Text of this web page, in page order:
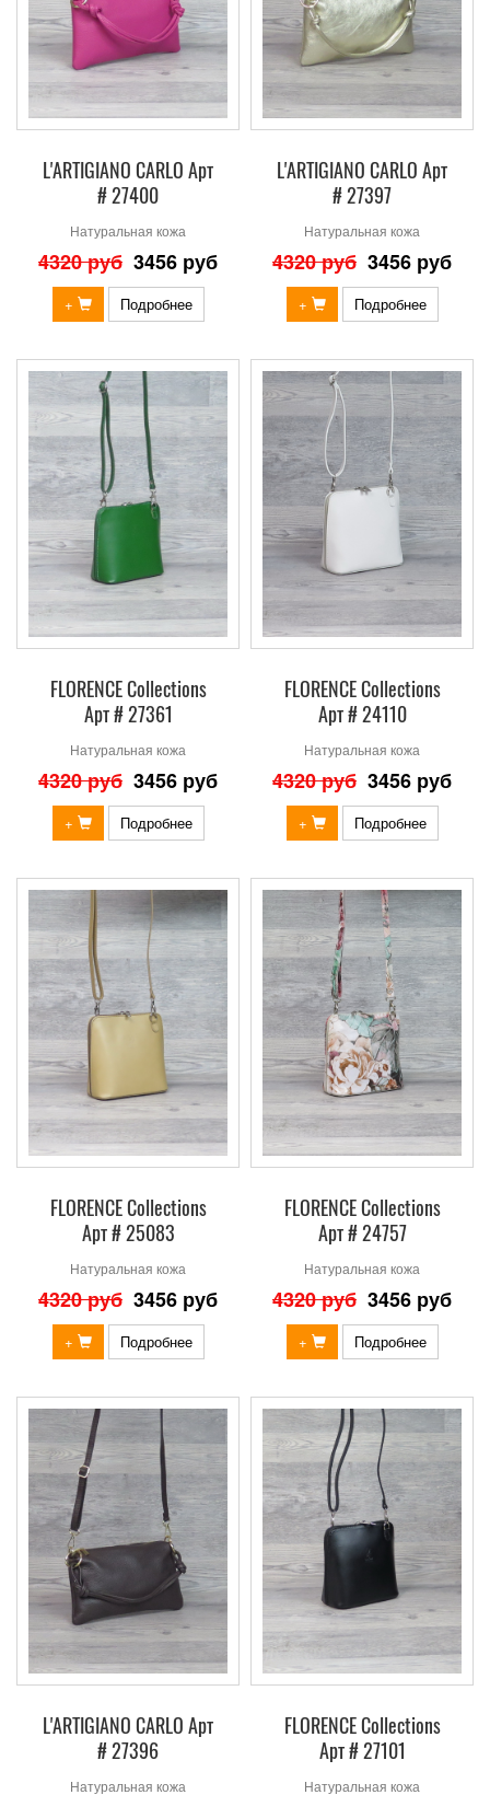
L'ARTIGIANO CARLO Арт
# 27400
Натуральная кожа
4320 руб 3456 руб
+ Подробнее
L'ARTIGIANO CARLO Арт
# 27397
Натуральная кожа
4320 руб 3456 руб
+ Подробнее
FLORENCE Collections
Арт # 27361
Натуральная кожа
4320 руб 3456 руб
+ Подробнее
FLORENCE Collections
Арт # 24110
Натуральная кожа
4320 руб 3456 руб
+ Подробнее
FLORENCE Collections
Арт # 25083
Натуральная кожа
4320 руб 3456 руб
+ Подробнее
FLORENCE Collections
Арт # 24757
Натуральная кожа
4320 руб 3456 руб
+ Подробнее
L'ARTIGIANO CARLO Арт
# 27396
Натуральная кожа
FLORENCE Collections
Арт # 27101
Натуральная кожа